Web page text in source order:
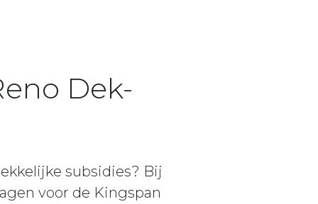
Dek-
subsidies? Bij
voor de Kingspan